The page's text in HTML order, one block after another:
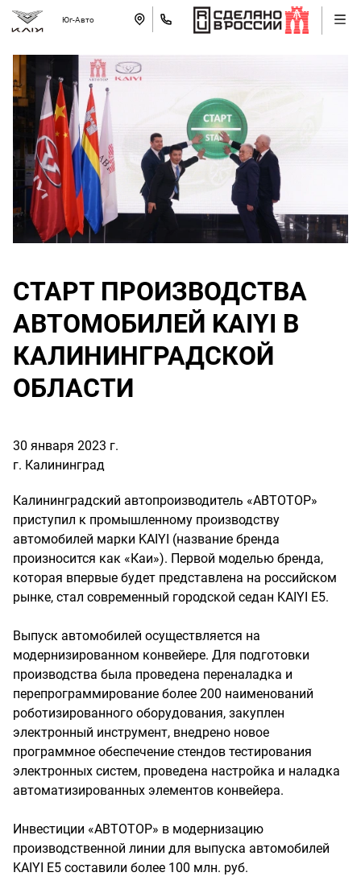
Юг-Авто
СТАРТ ПРОИЗВОДСТВА
АВТОМОБИЛЕЙ KAIYI В
КАЛИНИНГРАДСКОЙ
ОБЛАСТИ
30 января 2023 г.
г. Калининград
Калининградский автопроизводитель «АВТОТОР»
приступил к промышленному производству
автомобилей марки KAIYI (название бренда
произносится как «Каи»). Первой моделью бренда,
которая впервые будет представлена на российском
рынке, стал современный городской седан KAIYI E5.
Выпуск автомобилей осуществляется на
модернизированном конвейере. Для подготовки
производства была проведена переналадка и
перепрограммирование более 200 наименований
роботизированного оборудования, закуплен
электронный инструмент, внедрено новое
программное обеспечение стендов тестирования
электронных систем, проведена настройка и наладка
автоматизированных элементов конвейера.
Инвестиции «АВТОТОР» в модернизацию
производственной линии для выпуска автомобилей
KAIYI E5 составили более 100 млн. руб.